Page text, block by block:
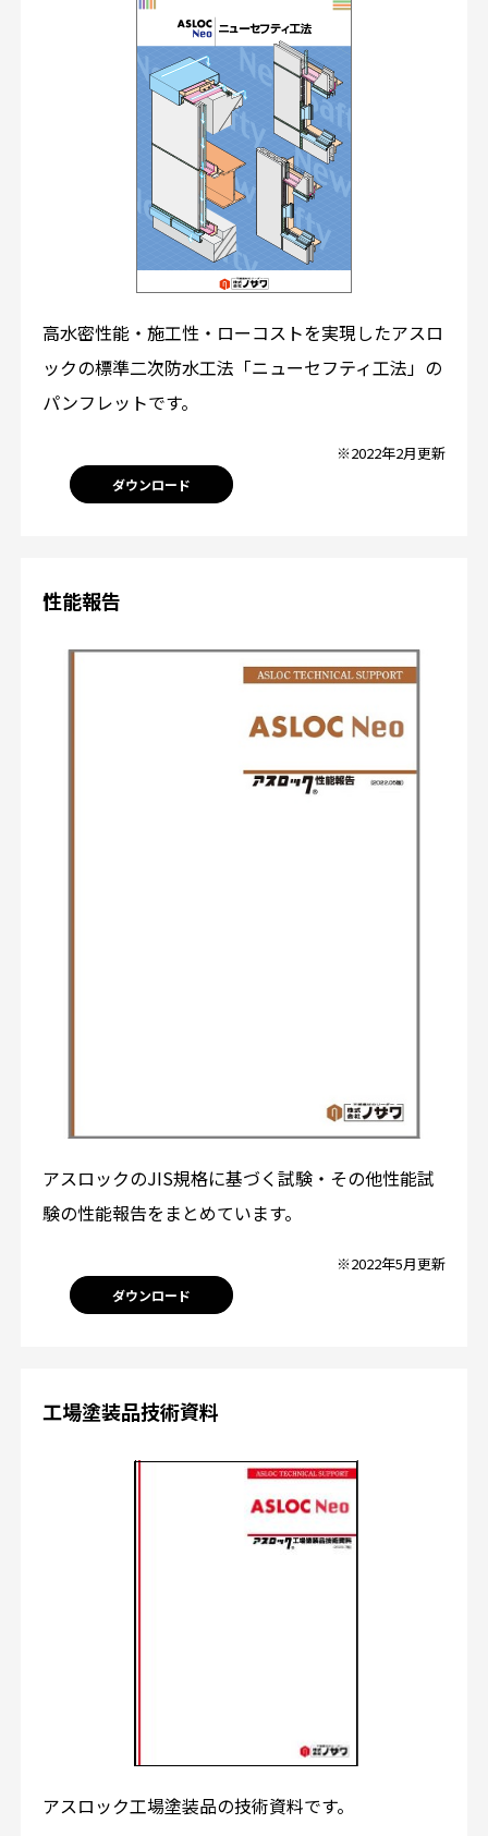
高水密性能・施工性・ローコストを実現したアスロ
ックの標準二次防水工法「ニューセフティ工法」の
パンフレットです。
※2022年2月更新
ダウンロード
性能報告
アスロックのJIS規格に基づく試験・その他性能試
験の性能報告をまとめています。
※2022年5月更新
ダウンロード
工場塗装品技術資料
アスロック工場塗装品の技術資料です。